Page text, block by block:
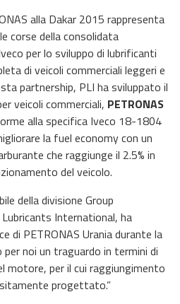
alla Dakar 2015 rappresenta
corse della consolidata
per lo sviluppo di lubrificanti
di veicoli commerciali leggeri e
partnership, PLI ha sviluppato il
veicoli commerciali, PETRONAS
alla specifica Iveco 18-1804
la fuel economy con un
che raggiunge il 2.5% in
del veicolo.
della divisione Group
International, ha
di PETRONAS Urania durante la
noi un traguardo in termini di
motore, per il cui raggiungimento
progettato.”